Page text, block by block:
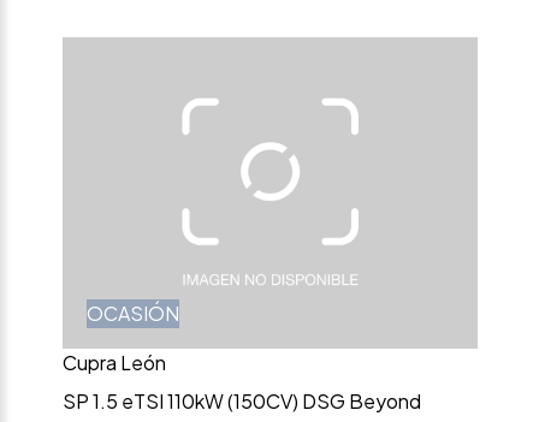
OCASIÓN
Cupra León
SP 1.5 eTSI 110kW (150CV) DSG Beyond